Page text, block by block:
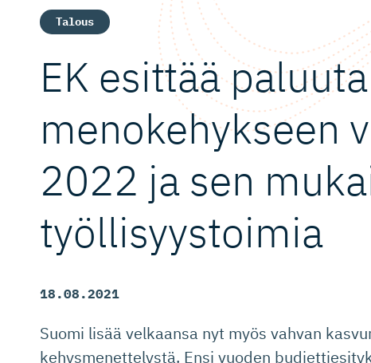
Talous
EK esittää paluuta
menokehykseen
2022 ja sen
työllisyystoimia
18.08.2021
Suomi lisää velkaansa nyt myös vahvan
kehysmenettelystä. Ensi vuoden